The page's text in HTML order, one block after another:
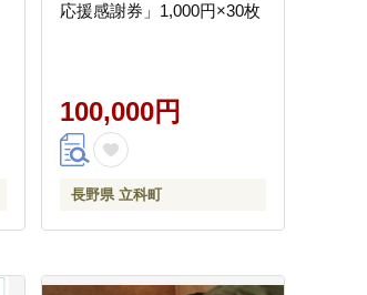
応援感謝券」1,000円×30枚
100,000円
長野県 立科町